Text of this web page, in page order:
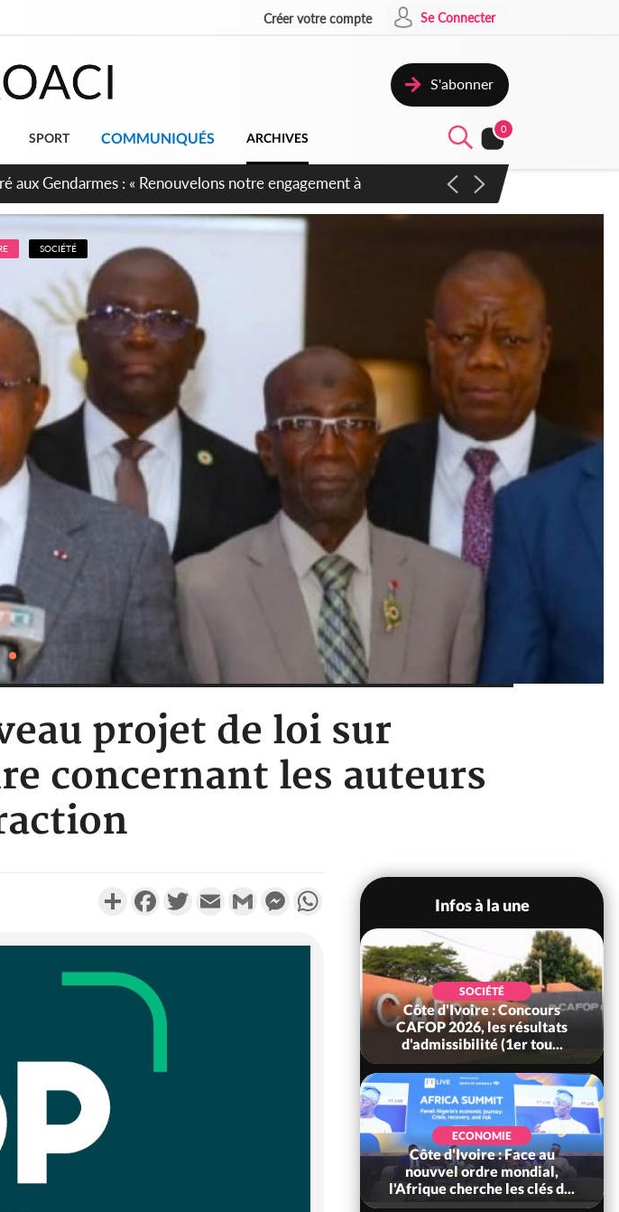
Créer votre compte Se Connecter
S'abonner
SPORT COMMUNIQUÉS ARCHIVES
0
en gestation, points clés des amendements, un exclu
SOCIÉTÉ
projet de loi sur
concernant les auteurs
PartagerFacebookTwitterEmail Gmail MessengerWhatsApp
Infos à la une
Côte d'Ivoire : Leleblé, le
Commandant KOUAME
Djahan Norbert, Nouveau
SOCIÉTÉ
Côte d'Ivoire : Concours
CAFOP 2026, les résultats
d'admissibilité (1er tou...
ECONOMIE
Côte d'Ivoire : Face au
nouvvel ordre mondial,
l'Afrique cherche les clés d...